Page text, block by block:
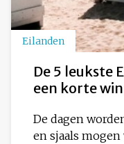
Eilanden
De 5 leukste
een korte
De dagen
en sjaals